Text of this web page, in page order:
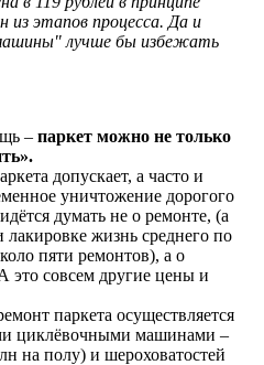
из этапов процесса. Да и
лучше бы избежать
– паркет можно не только
допускает, а часто и
уничтожение дорогого
думать не о ремонте, (а
лакировке жизнь среднего по
пяти ремонтов), а о
совсем другие цены и
паркета осуществляется
циклёвочными машинами –
на полу) и шероховатостей